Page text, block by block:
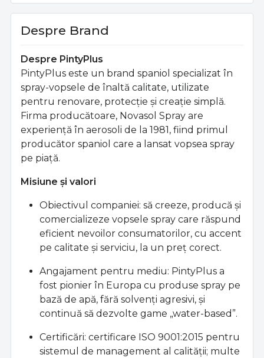
Despre Brand
Despre PintyPlus
PintyPlus este un brand spaniol specializat în
spray-vopsele de înaltă calitate, utilizate
pentru renovare, protecţie şi creaţie simplă.
Firma producătoare, Novasol Spray are
experienţă în aerosoli de la 1981, fiind primul
producător spaniol care a lansat vopsea spray
pe piaţă.
Misiune şi valori
Obiectivul companiei: să creeze, producă şi
comercializeze vopsele spray care răspund
eficient nevoilor consumatorilor, cu accent
pe calitate şi serviciu, la un preţ corect.
Angajament pentru mediu: PintyPlus a
fost pionier în Europa cu produse spray pe
bază de apă, fără solvenţi agresivi, şi
continuă să dezvolte game „water-based”.
Certificări: certificare ISO 9001:2015 pentru
sistemul de management al calităţii; multe